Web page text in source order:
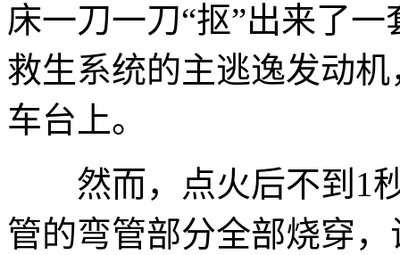
床一刀一刀“抠”出来了
救生系统的主逃逸发动
车台上。
然而，点火后不到1秒
管的弯管部分全部烧穿